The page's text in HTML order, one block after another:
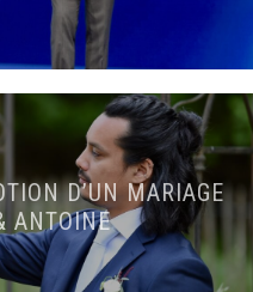
D’UN MARIAGE
ANTOINE